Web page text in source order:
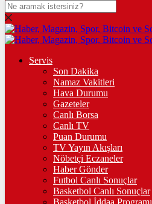
DOLAR
47,7436$% 0.18
% 0.32
STERLİN
% 0.38
GRAM ALTIN
%2,59
ÇEYREK ALTIN
10.903,00%2,54
Servis
Son Dakika
Namaz Vakitleri
Hava Durumu
Gazeteler
Canlı Borsa
Canlı TV
Puan Durumu
TV Yayın Akışları
Nöbetçi Eczaneler
Haber Gönder
Futbol Canlı Sonuçlar
Basketbol Canlı Sonuçlar
Basketbol İddaa Programı